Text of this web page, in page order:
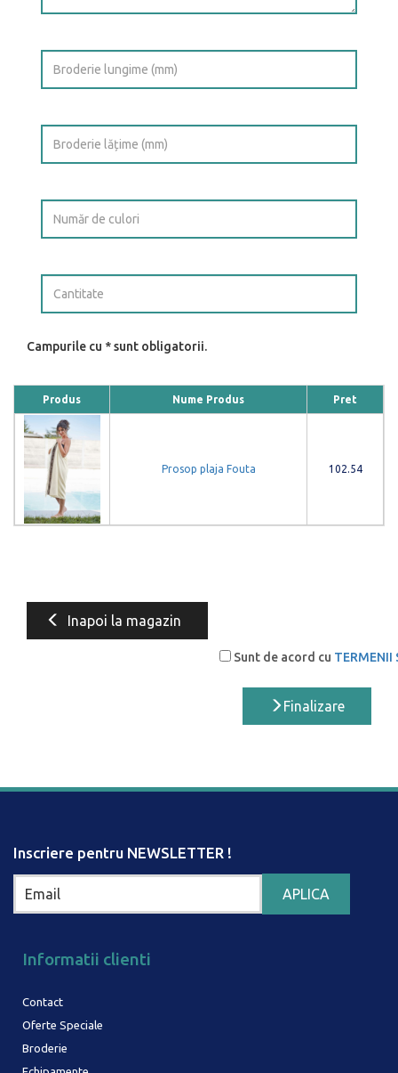
Campurile cu * sunt obligatorii.
Produs Nume Produs Pret
Prosop plaja Fouta 102.54
Inapoi la magazin
Sunt de acord cu TERMENII
Finalizare
Inscriere pentru NEWSLETTER !
Informatii clienti
Contact
Oferte Speciale
Broderie